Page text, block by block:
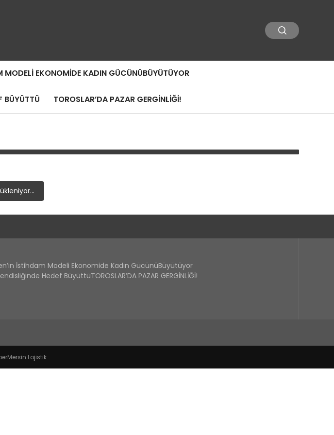
MODELI EKONOMIDE KADIN GÜCÜNÜBÜYÜTÜYOR
BÜYÜTTÜ TOROSLAR’DA PAZAR GERGİNLİĞİ!
İstihdam Modeli Ekonomide Kadın GücünüBüyütüyor
Hedef BüyüttüTOROSLAR’DA PAZAR GERGİNLİĞİ!
Mersin Lojistik